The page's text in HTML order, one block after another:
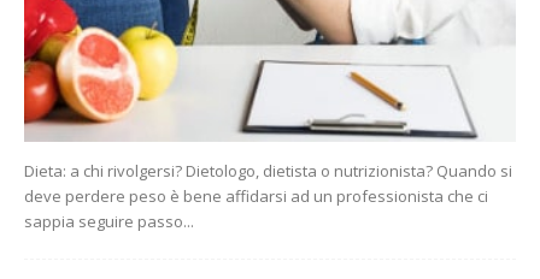
Dieta: a chi rivolgersi? Dietologo, dietista o nutrizionista? Quando si
deve perdere peso è bene affidarsi ad un professionista che ci
sappia seguire passo...